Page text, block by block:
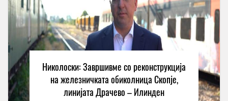
Николоски: Завршивме со реконструкција
на железничката обиколница Скопје,
линијата Драчево – Илинден